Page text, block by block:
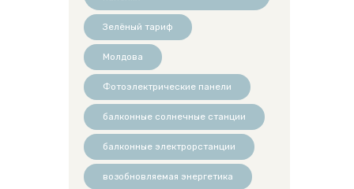
Зелёный тариф
Молдова
Фотоэлектрические панели
балконные солнечные станции
балконные электрорстанции
возобновляемая энергетика